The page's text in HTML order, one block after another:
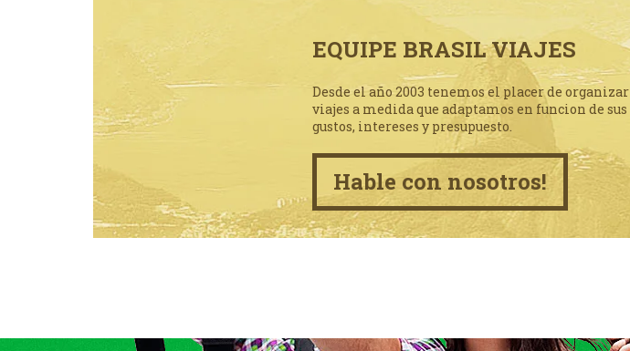
EQUIPE BRASIL VIAJES
Desde el año 2003 tenemos el placer de organizar
viajes a medida que adaptamos en funcion de sus
gustos, intereses y presupuesto.
Hable con nosotros!